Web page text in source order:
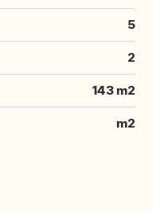
5
2
143 m2
m2